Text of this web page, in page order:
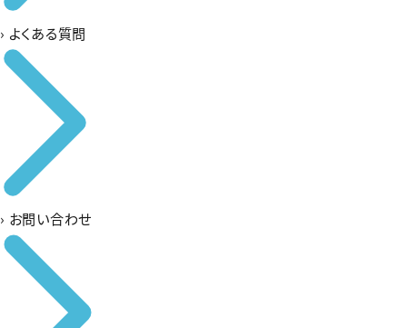
› よくある質問
› お問い合わせ